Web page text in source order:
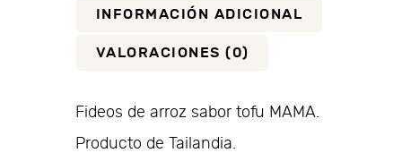
INFORMACIÓN ADICIONAL
VALORACIONES (0)
Fideos de arroz sabor tofu MAMA.
Producto de Tailandia.